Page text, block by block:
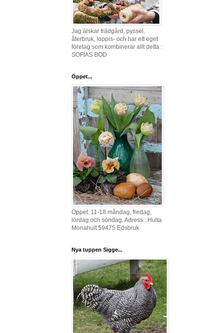
Jag älskar trädgård, pyssel,
återbruk, loppis- och har ett eget
företag som kombinerar allt detta :
SOFIAS BOD
Öppet...
Öppet: 11-18 måndag, fredag,
lördag och söndag. Adress : Hulta
Monahult 59475 Edsbruk
Nya tuppen Sigge...